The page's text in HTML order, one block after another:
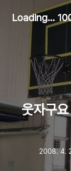
Loading...
웃자구
2008. 4.